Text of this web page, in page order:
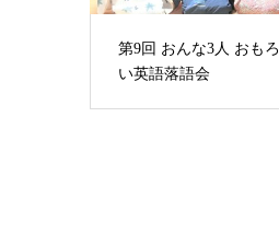
第9回 おんな3人 おもろ
い英語落語会